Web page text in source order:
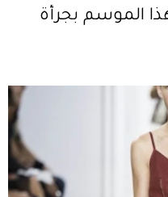
الموسم بجرأة